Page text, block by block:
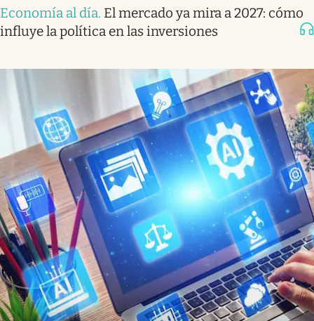
Economía al día. El mercado ya mira a 2027: cómo
influye la política en las inversiones